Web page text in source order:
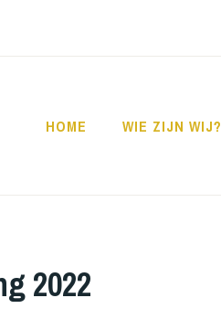
HOME WIE ZIJN WIJ?
2022